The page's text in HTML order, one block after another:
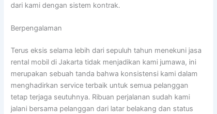
dari kami dengan sistem kontrak.
Berpengalaman
Terus eksis selama lebih dari sepuluh tahun menekuni jasa
rental mobil di Jakarta tidak menjadikan kami jumawa, ini
merupakan sebuah tanda bahwa konsistensi kami dalam
menghadirkan service terbaik untuk semua pelanggan
tetap terjaga seutuhnya. Ribuan perjalanan sudah kami
jalani bersama pelanggan dari latar belakang dan status